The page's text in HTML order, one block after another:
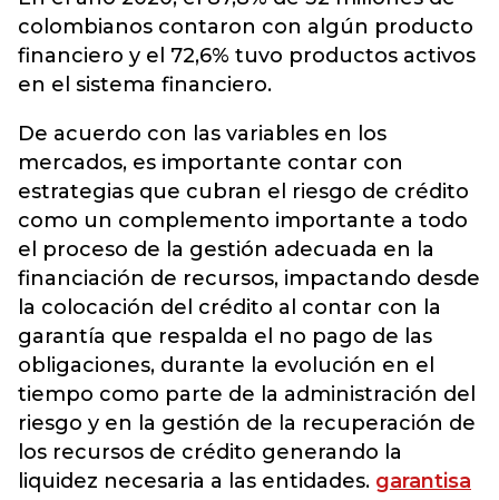
colombianos contaron con algún producto
financiero y el 72,6% tuvo productos activos
en el sistema financiero.
De acuerdo con las variables en los
mercados, es importante contar con
estrategias que cubran el riesgo de crédito
como un complemento importante a todo
el proceso de la gestión adecuada en la
financiación de recursos, impactando desde
la colocación del crédito al contar con la
garantía que respalda el no pago de las
obligaciones, durante la evolución en el
tiempo como parte de la administración del
riesgo y en la gestión de la recuperación de
los recursos de crédito generando la
liquidez necesaria a las entidades. garantisa